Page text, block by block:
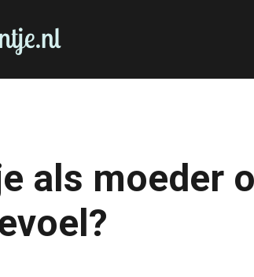
als moeder